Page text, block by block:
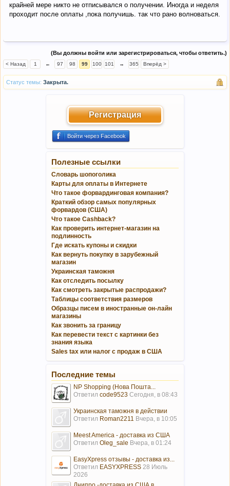
крайней мере никто не отписывался о получении. Иногда и неделя
проходит после оплаты ,пока получишь. так что рано волноваться.
(Вы должны войти или зарегистрироваться, чтобы ответить.)
< Назад 1 ← 97 98 99 100 101 → 365 Вперёд >
Статус темы: Закрыта.
Регистрация
Войти через Facebook
Полезные ссылки
Словарь шопоголика
Карты для оплаты в Интернете
Что такое форвардинговая компания?
Краткий обзор самых популярных
форвардов (США)
Что такое Cashback?
Как проверить интернет-магазин на
подлинность
Где искать купоны и скидки
Как вернуть покупку в зарубежный
магазин
Украинская таможня
Как отследить посылку
Как смотреть закрытые распродажи?
Таблицы соответствия размеров
Образцы писем в иностранные он-лайн
магазины
Как звонить за границу
Как перевести текст с картинки без
знания языка
Sales tax или налог с продаж в США
Последние темы
NP Shopping (Нова Пошта...
Ответил code9523 Сегодня, в 08:43
Украинская таможня в действии
Ответил Roman2211 Вчера, в 10:05
Meest America - доставка из США
Ответил Oleg_sale Вчера, в 01:24
EasyXpress отзывы - доставка из...
Ответил EASYXPRESS 28 Июль
2026